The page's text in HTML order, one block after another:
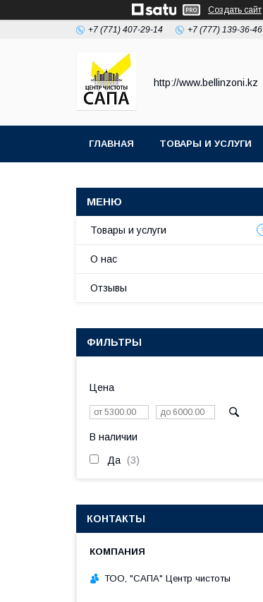
Создать сайт
+7 (771) 407-29-14 +7 (777) 139-36-46
http://www.bellinzoni.kz
ГЛАВНАЯ ТОВАРЫ И УСЛУГИ
Товары и услуги
О нас
Отзывы
ФИЛЬТРЫ
Цена
В наличии
Да 3
КОНТАКТЫ
ТОО, "САПА" Центр чистоты